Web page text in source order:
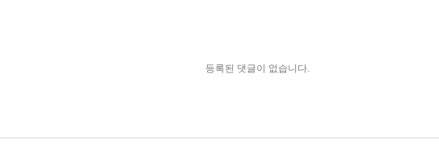
등록된 댓글이 없습니다.